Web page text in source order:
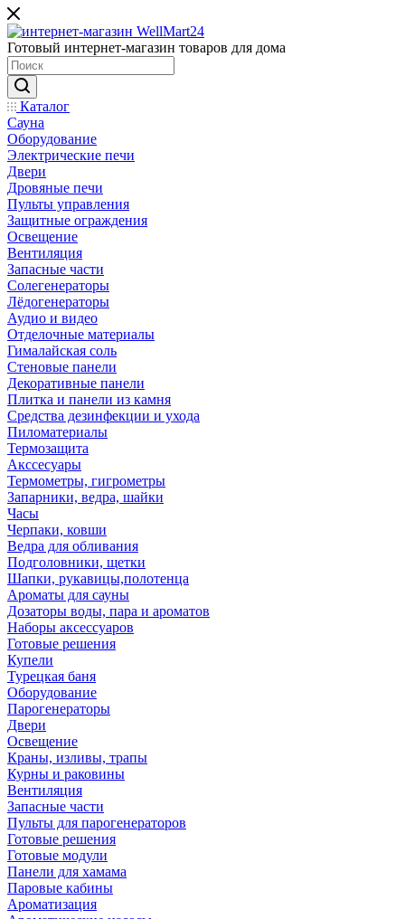
Готовый интернет-магазин товаров для дома
Каталог
Сауна
Оборудование
Электрические печи
Двери
Дровяные печи
Пульты управления
Защитные ограждения
Освещение
Вентиляция
Запасные части
Солегенераторы
Лёдогенераторы
Аудио и видео
Отделочные материалы
Гималайская соль
Стеновые панели
Декоративные панели
Плитка и панели из камня
Средства дезинфекции и ухода
Пиломатериалы
Термозащита
Аксcесуары
Термометры, гигрометры
Запарники, ведра, шайки
Часы
Черпаки, ковши
Ведра для обливания
Подголовники, щетки
Шапки, рукавицы,полотенца
Ароматы для сауны
Дозаторы воды, пара и ароматов
Наборы аксессуаров
Готовые решения
Купели
Турецкая баня
Оборудование
Парогенераторы
Двери
Освещение
Краны, изливы, трапы
Курны и раковины
Вентиляция
Запасные части
Пульты для парогенераторов
Готовые решения
Готовые модули
Панели для хамама
Паровые кабины
Ароматизация